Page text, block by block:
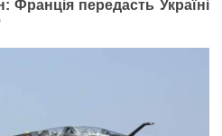
Франція передасть Україні